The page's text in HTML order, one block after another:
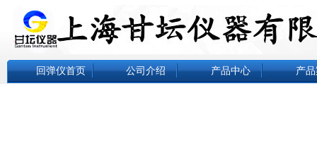
回弹仪首页 公司介绍 产品中心 产